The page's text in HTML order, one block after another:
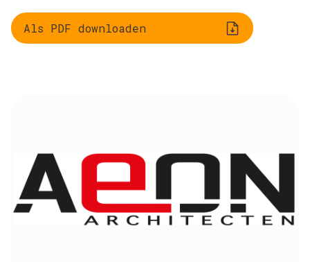
Als PDF downloaden